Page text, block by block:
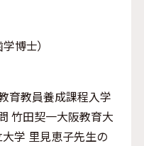
博士）
育教員養成課程入学
竹田契一大阪教育大
学 里見恵子先生の